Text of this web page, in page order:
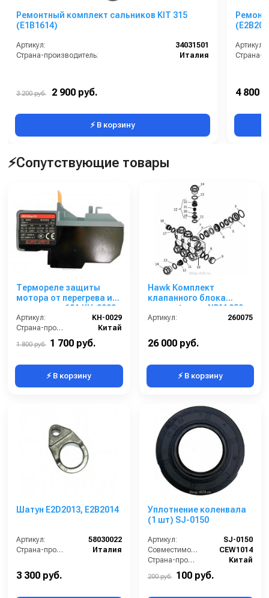
Ремонтный комплект сальников KIT 315
(E1B1614)
Артикул:
34031501
Страна-производитель:
Италия
3 200 руб. 2 900 руб.
⚡ В корзину
Артикул:
Страна-
4 800
⚡Сопутствующие товары
Термореле защиты
мотора от перегрева и
перегрузки 18A KH-0029
Артикул:
KH-0029
Страна-производитель:
Китай
1 800 руб. 1 700 руб.
⚡ В корзину
Hawk Комплект
клапанного блока
помпы (серия NPM 250
бар)
Артикул: 260075
26 000 руб.
⚡ В корзину
Шатун E2D2013, E2B2014
Артикул:
58030022
Страна-производитель:
Италия
3 300 руб.
Уплотнение коленвала
(1 шт) SJ-0150
Артикул:
SJ-0150
Совместимость:
CEW1014
Страна-производитель:
Китай
200 руб. 100 руб.